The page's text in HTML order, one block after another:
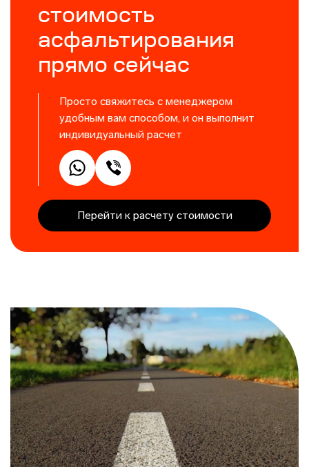
стоимость
асфальтирования
прямо сейчас
Просто свяжитесь с менеджером
удобным вам способом, и он выполнит
индивидуальный расчет
Перейти к расчету стоимости